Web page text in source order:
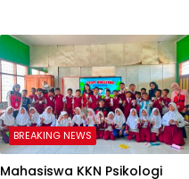
BREAKING NEWS
Mahasiswa KKN Psikologi